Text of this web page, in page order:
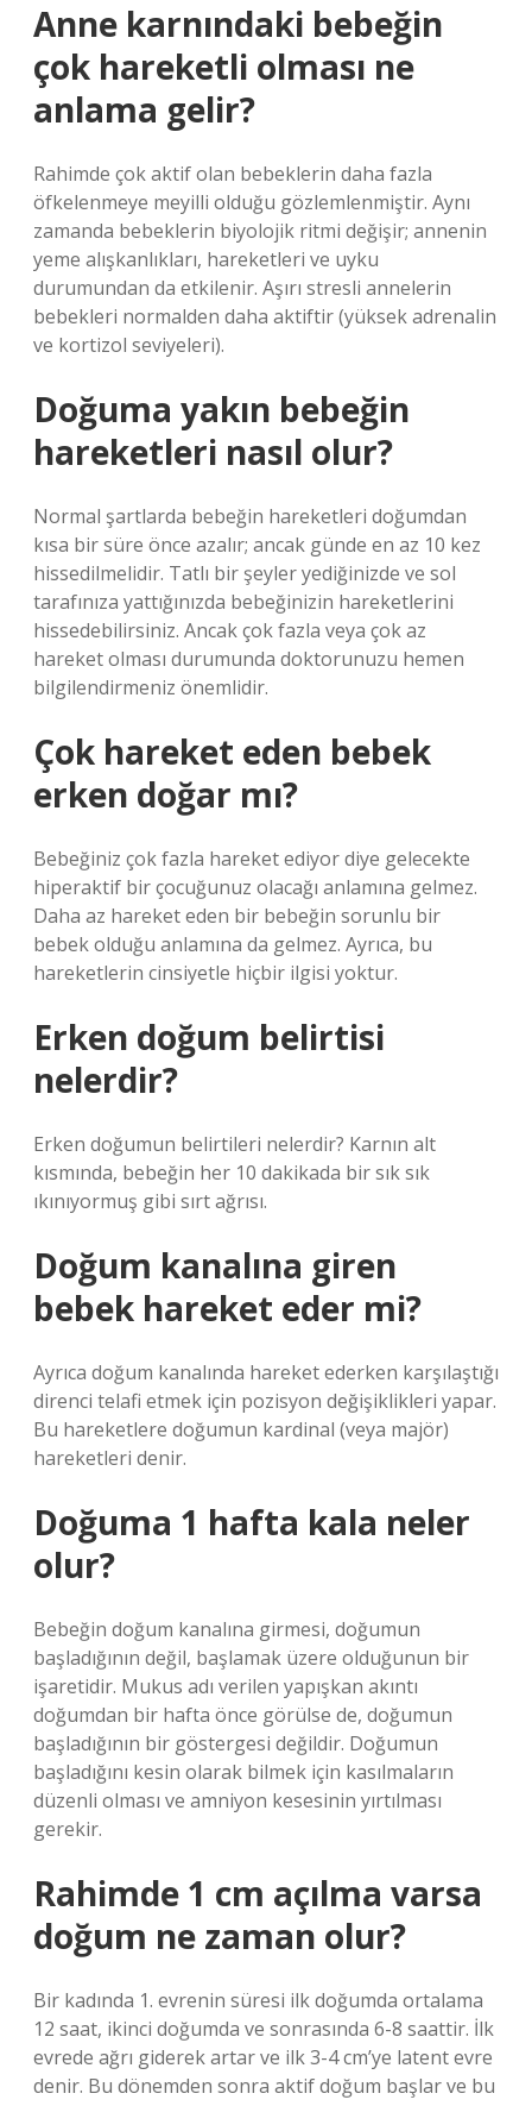
Anne karnındaki bebeğin
çok hareketli olması ne
anlama gelir?
Rahimde çok aktif olan bebeklerin daha fazla
öfkelenmeye meyilli olduğu gözlemlenmiştir. Aynı
zamanda bebeklerin biyolojik ritmi değişir; annenin
yeme alışkanlıkları, hareketleri ve uyku
durumundan da etkilenir. Aşırı stresli annelerin
bebekleri normalden daha aktiftir (yüksek adrenalin
ve kortizol seviyeleri).
Doğuma yakın bebeğin
hareketleri nasıl olur?
Normal şartlarda bebeğin hareketleri doğumdan
kısa bir süre önce azalır; ancak günde en az 10 kez
hissedilmelidir. Tatlı bir şeyler yediğinizde ve sol
tarafınıza yattığınızda bebeğinizin hareketlerini
hissedebilirsiniz. Ancak çok fazla veya çok az
hareket olması durumunda doktorunuzu hemen
bilgilendirmeniz önemlidir.
Çok hareket eden bebek
erken doğar mı?
Bebeğiniz çok fazla hareket ediyor diye gelecekte
hiperaktif bir çocuğunuz olacağı anlamına gelmez.
Daha az hareket eden bir bebeğin sorunlu bir
bebek olduğu anlamına da gelmez. Ayrıca, bu
hareketlerin cinsiyetle hiçbir ilgisi yoktur.
Erken doğum belirtisi
nelerdir?
Erken doğumun belirtileri nelerdir? Karnın alt
kısmında, bebeğin her 10 dakikada bir sık ​​sık
ıkınıyormuş gibi sırt ağrısı.
Doğum kanalına giren
bebek hareket eder mi?
Ayrıca doğum kanalında hareket ederken karşılaştığı
direnci telafi etmek için pozisyon değişiklikleri yapar.
Bu hareketlere doğumun kardinal (veya majör)
hareketleri denir.
Doğuma 1 hafta kala neler
olur?
Bebeğin doğum kanalına girmesi, doğumun
başladığının değil, başlamak üzere olduğunun bir
işaretidir. Mukus adı verilen yapışkan akıntı
doğumdan bir hafta önce görülse de, doğumun
başladığının bir göstergesi değildir. Doğumun
başladığını kesin olarak bilmek için kasılmaların
düzenli olması ve amniyon kesesinin yırtılması
gerekir.
Rahimde 1 cm açılma varsa
doğum ne zaman olur?
Bir kadında 1. evrenin süresi ilk doğumda ortalama
12 saat, ikinci doğumda ve sonrasında 6-8 saattir. İlk
evrede ağrı giderek artar ve ilk 3-4 cm’ye latent evre
denir. Bu dönemden sonra aktif doğum başlar ve bu